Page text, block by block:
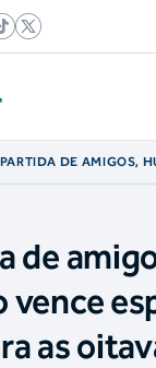
DE AMIGOS,
de
vence
as